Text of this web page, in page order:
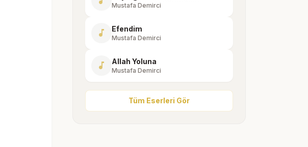
Mustafa Demirci
music_note Efendim
Mustafa Demirci
music_note Allah Yoluna
Mustafa Demirci
Tüm Eserleri Gör